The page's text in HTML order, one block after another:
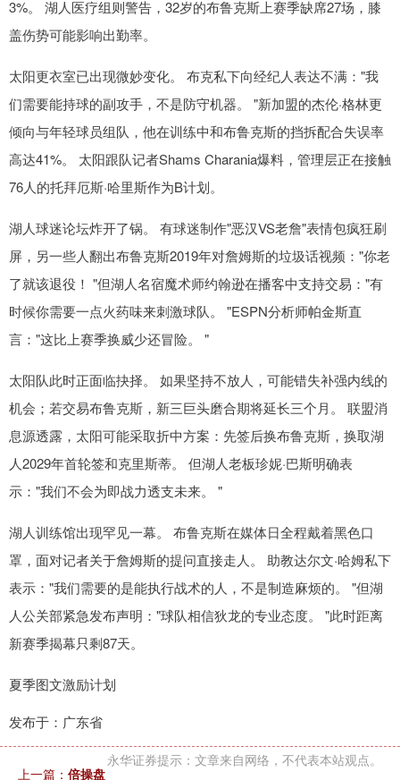
3%。 湖人医疗组则警告，32岁的布鲁克斯上赛季缺席27场，膝
盖伤势可能影响出勤率。
太阳更衣室已出现微妙变化。 布克私下向经纪人表达不满："我
们需要能持球的副攻手，不是防守机器。 "新加盟的杰伦·格林更
倾向与年轻球员组队，他在训练中和布鲁克斯的挡拆配合失误率
高达41%。 太阳跟队记者Shams Charania爆料，管理层正在接触
76人的托拜厄斯·哈里斯作为B计划。
湖人球迷论坛炸开了锅。 有球迷制作"恶汉VS老詹"表情包疯狂刷
屏，另一些人翻出布鲁克斯2019年对詹姆斯的垃圾话视频："你老
了就该退役！ "但湖人名宿魔术师约翰逊在播客中支持交易："有
时候你需要一点火药味来刺激球队。 "ESPN分析师帕金斯直
言："这比上赛季换威少还冒险。 "
太阳队此时正面临抉择。 如果坚持不放人，可能错失补强内线的
机会；若交易布鲁克斯，新三巨头磨合期将延长三个月。 联盟消
息源透露，太阳可能采取折中方案：先签后换布鲁克斯，换取湖
人2029年首轮签和克里斯蒂。 但湖人老板珍妮·巴斯明确表
示："我们不会为即战力透支未来。 "
湖人训练馆出现罕见一幕。 布鲁克斯在媒体日全程戴着黑色口
罩，面对记者关于詹姆斯的提问直接走人。 助教达尔文·哈姆私下
表示："我们需要的是能执行战术的人，不是制造麻烦的。 "但湖
人公关部紧急发布声明："球队相信狄龙的专业态度。 "此时距离
新赛季揭幕只剩87天。
夏季图文激励计划
发布于：广东省
永华证券提示：文章来自网络，不代表本站观点。
上一篇： 倍操盘